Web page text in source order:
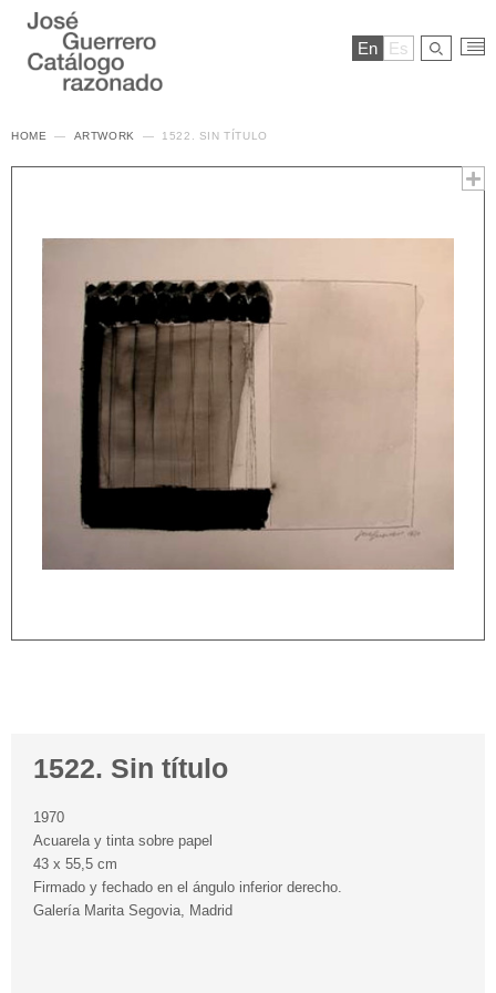
En Es
HOME ARTWORK 1522. SIN TÍTULO
1522. Sin título
1970
Acuarela y tinta sobre papel
43 x 55,5 cm
Firmado y fechado en el ángulo inferior derecho.
Galería Marita Segovia, Madrid